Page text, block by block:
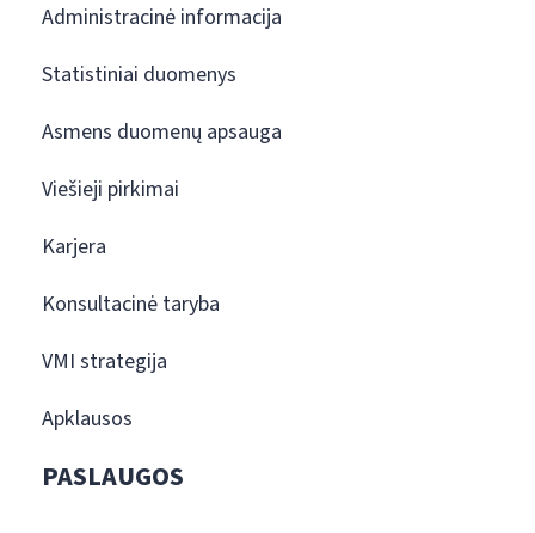
Administracinė informacija
Statistiniai duomenys
Asmens duomenų apsauga
Viešieji pirkimai
Karjera
Konsultacinė taryba
VMI strategija
Apklausos
PASLAUGOS